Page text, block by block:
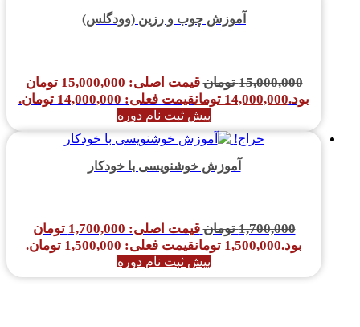
آموزش چوب و رزین (وودگلس)
15,000,000 تومان
قیمت اصلی: 15,000,000 تومان
بود.14,000,000 تومانقیمت فعلی: 14,000,000 تومان.
پیش ثبت نام دوره
حراج!
آموزش خوشنویسی با خودکار
1,700,000 تومان
قیمت اصلی: 1,700,000 تومان
بود.1,500,000 تومانقیمت فعلی: 1,500,000 تومان.
پیش ثبت نام دوره